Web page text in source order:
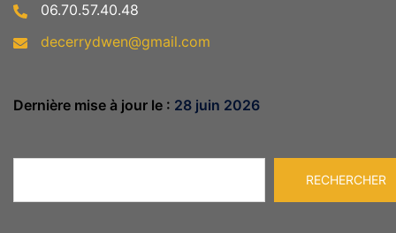
06.70.57.40.48
decerrydwen@gmail.com
Dernière mise à jour le : 28 juin 2026
RECHERCHER